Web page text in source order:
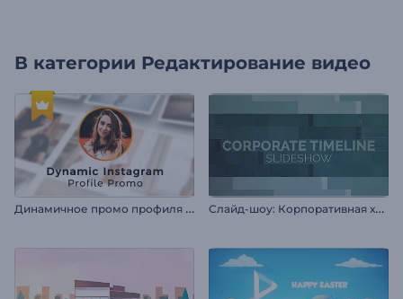
В категории Редактирование видео
Д
инамичное промо профиля Instagram С
лайд-шоу: Корпоративная хронология